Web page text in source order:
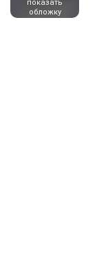
показать
обложку